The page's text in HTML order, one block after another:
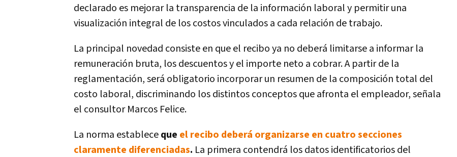
declarado es mejorar la transparencia de la información laboral y permitir una
visualización integral de los costos vinculados a cada relación de trabajo.
La principal novedad consiste en que el recibo ya no deberá limitarse a informar la
remuneración bruta, los descuentos y el importe neto a cobrar. A partir de la
reglamentación, será obligatorio incorporar un resumen de la composición total del
costo laboral, discriminando los distintos conceptos que afronta el empleador, señala
el consultor Marcos Felice.
La norma estableceque el recibo deberá organizarse en cuatro secciones
claramente diferenciadas. La primera contendrá los datos identificatorios del